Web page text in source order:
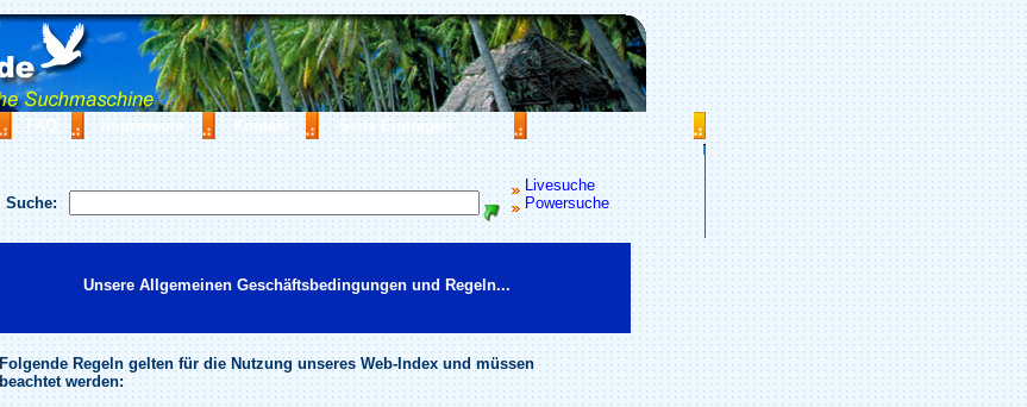
FAQ Impressum Kontakt Seite Eintragen
Suche:
Livesuche
Powersuche
Unsere Allgemeinen Geschäftsbedingungen und Regeln...
Folgende Regeln gelten für die Nutzung unseres Web-Index und müssen
beachtet werden: